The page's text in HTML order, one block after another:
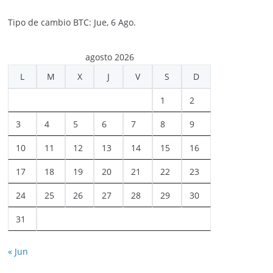
Tipo de cambio BTC: Jue, 6 Ago.
agosto 2026
L
M X J V S D
1 2
3 4 5 6 7 8 9
10 11 12 13 14 15 16
17 18 19 20 21 22 23
24 25 26 27 28 29 30
31
« Jun